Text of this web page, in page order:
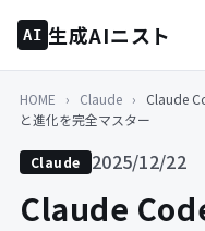
AI 生成AIニスト
HOME › Claude ›
Claude
と進化を完全マスター
Claude 2025/12/22
Claude